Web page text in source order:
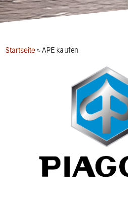
Startseite » APE kaufen